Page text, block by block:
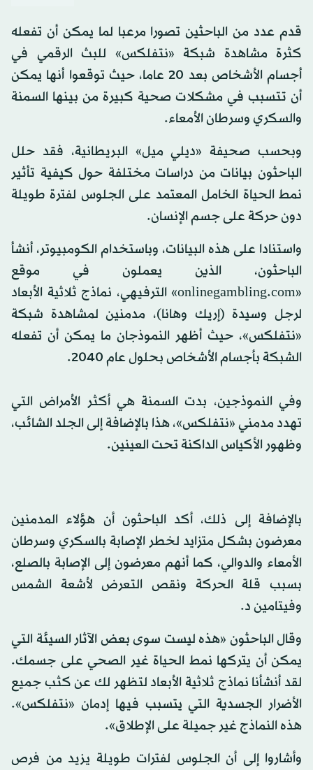
قدم عدد من الباحثين تصورا مرعبا لما يمكن أن تفعله
كثرة مشاهدة شبكة «نتفلكس» للبث الرقمي في
أجسام الأشخاص بعد 20 عاما، حيث توقعوا أنها يمكن
أن تتسبب في مشكلات صحية كبيرة من بينها السمنة
والسكري وسرطان الأمعاء.
وبحسب صحيفة «ديلي ميل» البريطانية، فقد حلل
الباحثون بيانات من دراسات مختلفة حول كيفية تأثير
نمط الحياة الخامل المعتمد على الجلوس لفترة طويلة
دون حركة على جسم الإنسان.
واستنادا على هذه البيانات، وباستخدام الكومبيوتر، أنشأ
الباحثون، الذين يعملون في موقع
«onlinegambling.com» الترفيهي، نماذج ثلاثية الأبعاد
لرجل وسيدة (إريك وهانا)، مدمنين لمشاهدة شبكة
«نتفلكس»، حيث أظهر النموذجان ما يمكن أن تفعله
الشبكة بأجسام الأشخاص بحلول عام 2040.
وفي النموذجين، بدت السمنة هي أكثر الأمراض التي
تهدد مدمني «نتفلكس»، هذا بالإضافة إلى الجلد الشائب،
وظهور الأكياس الداكنة تحت العينين.
بالإضافة إلى ذلك، أكد الباحثون أن هؤلاء المدمنين
معرضون بشكل متزايد لخطر الإصابة بالسكري وسرطان
الأمعاء والدوالي، كما أنهم معرضون إلى الإصابة بالصلع،
بسبب قلة الحركة ونقص التعرض لأشعة الشمس
وفيتامين د.
وقال الباحثون «هذه ليست سوى بعض الآثار السيئة التي
يمكن أن يتركها نمط الحياة غير الصحي على جسمك.
لقد أنشأنا نماذج ثلاثية الأبعاد لتظهر لك عن كثب جميع
الأضرار الجسدية التي يتسبب فيها إدمان «نتفلكس».
هذه النماذج غير جميلة على الإطلاق».
وأشاروا إلى أن الجلوس لفترات طويلة يزيد من فرص